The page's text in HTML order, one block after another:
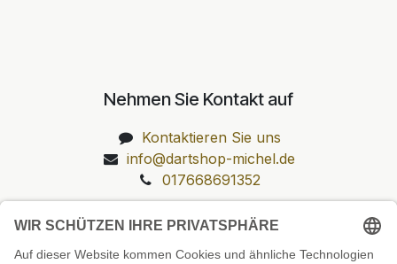
Nehmen Sie Kontakt auf
Kontaktieren Sie uns
info@dartshop-michel.de
017668691352